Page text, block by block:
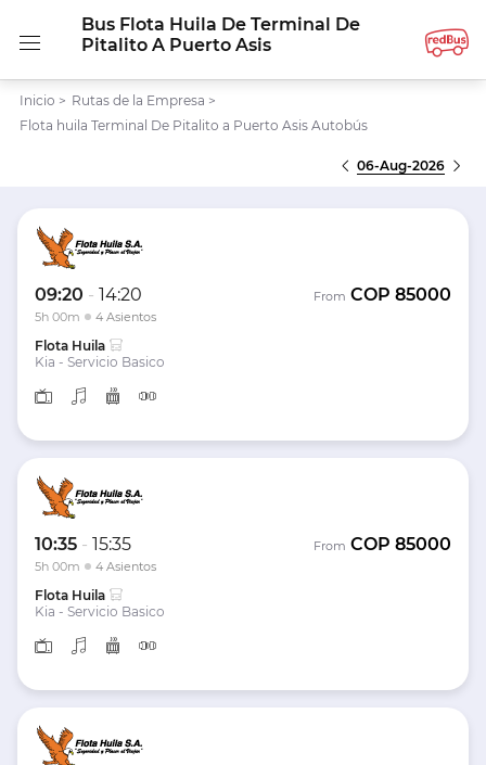
Bus Flota Huila De Terminal De
Pitalito A Puerto Asis
Inicio > Rutas de la Empresa >
Flota huila Terminal De Pitalito a Puerto Asis Autobús
06-Aug-2026
09:20 - 14:20
5h 00m 4 Asientos
From COP 85000
Flota Huila
Kia - Servicio Basico
10:35 - 15:35
5h 00m 4 Asientos
From COP 85000
Flota Huila
Kia - Servicio Basico